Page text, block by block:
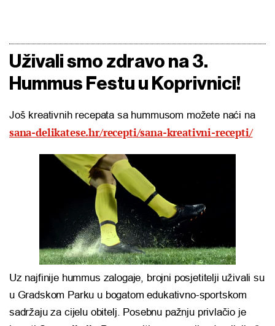
Uživali smo zdravo na 3.
Hummus Festu u Koprivnici!
Još kreativnih recepata sa hummusom možete naći na
sana-delikatese.hr/recepti/sana-kreativni-recepti/
Uz najfinije hummus zalogaje, brojni posjetitelji uživali su
u Gradskom Parku u bogatom edukativno-sportskom
sadržaju za cijelu obitelj. Posebnu pažnju privlačio je